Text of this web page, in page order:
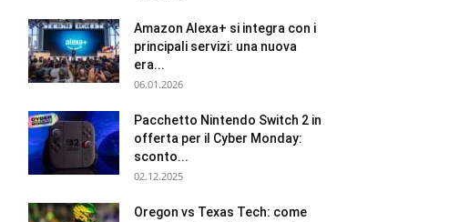
Amazon Alexa+ si integra con i
principali servizi: una nuova
era...
06.01.2026
Pacchetto Nintendo Switch 2 in
offerta per il Cyber Monday:
sconto...
02.12.2025
Oregon vs Texas Tech: come